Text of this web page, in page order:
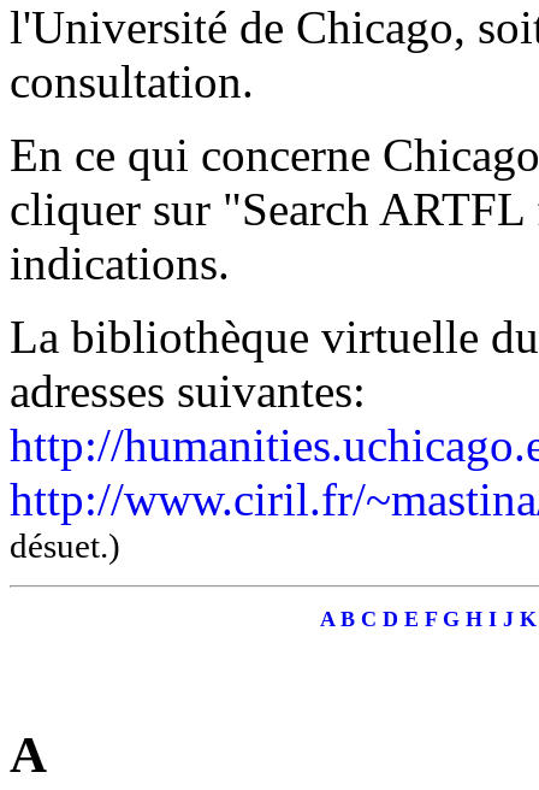
l'Université de Chicago,
consultation.
En ce qui concerne
cliquer sur "Search
indications.
La bibliothèque virtuelle
adresses suivantes:
http://
http://www.ciril.fr/
désuet.)
A B C D E F G H I J K
A